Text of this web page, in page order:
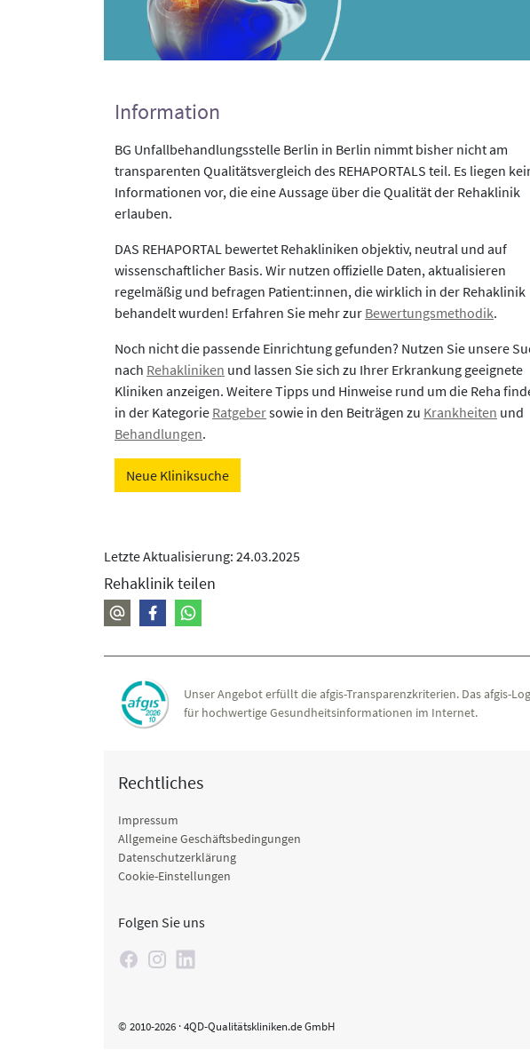
Information
BG Unfallbehandlungsstelle Berlin in Berlin nimmt bisher nicht am
transparenten Qualitätsvergleich des REHAPORTALS teil. Es liegen
Informationen vor, die eine Aussage über die Qualität der Rehaklinik
erlauben.
DAS REHAPORTAL bewertet Rehakliniken objektiv, neutral und auf
wissenschaftlicher Basis. Wir nutzen offizielle Daten, aktualisieren
regelmäßig und befragen Patient:innen, die wirklich in der Rehaklinik
behandelt wurden! Erfahren Sie mehr zur Bewertungsmethodik.
Noch nicht die passende Einrichtung gefunden? Nutzen Sie unsere
nach Rehakliniken und lassen Sie sich zu Ihrer Erkrankung geeignete
Kliniken anzeigen. Weitere Tipps und Hinweise rund um die Reha
in der Kategorie Ratgebersowie in den Beiträgen zu Krankheiten und
Behandlungen.
Neue Kliniksuche
Letzte Aktualisierung: 24.03.2025
Rehaklinik teilen
Unser Angebot erfüllt die afgis-Transparenzkriterien. Das afgis-
für hochwertige Gesundheitsinformationen im Internet.
Rechtliches
Impressum
Allgemeine Geschäftsbedingungen
Datenschutzerklärung
Cookie-Einstellungen
Folgen Sie uns
© 2010-2026 · 4QD-Qualitätskliniken.de GmbH